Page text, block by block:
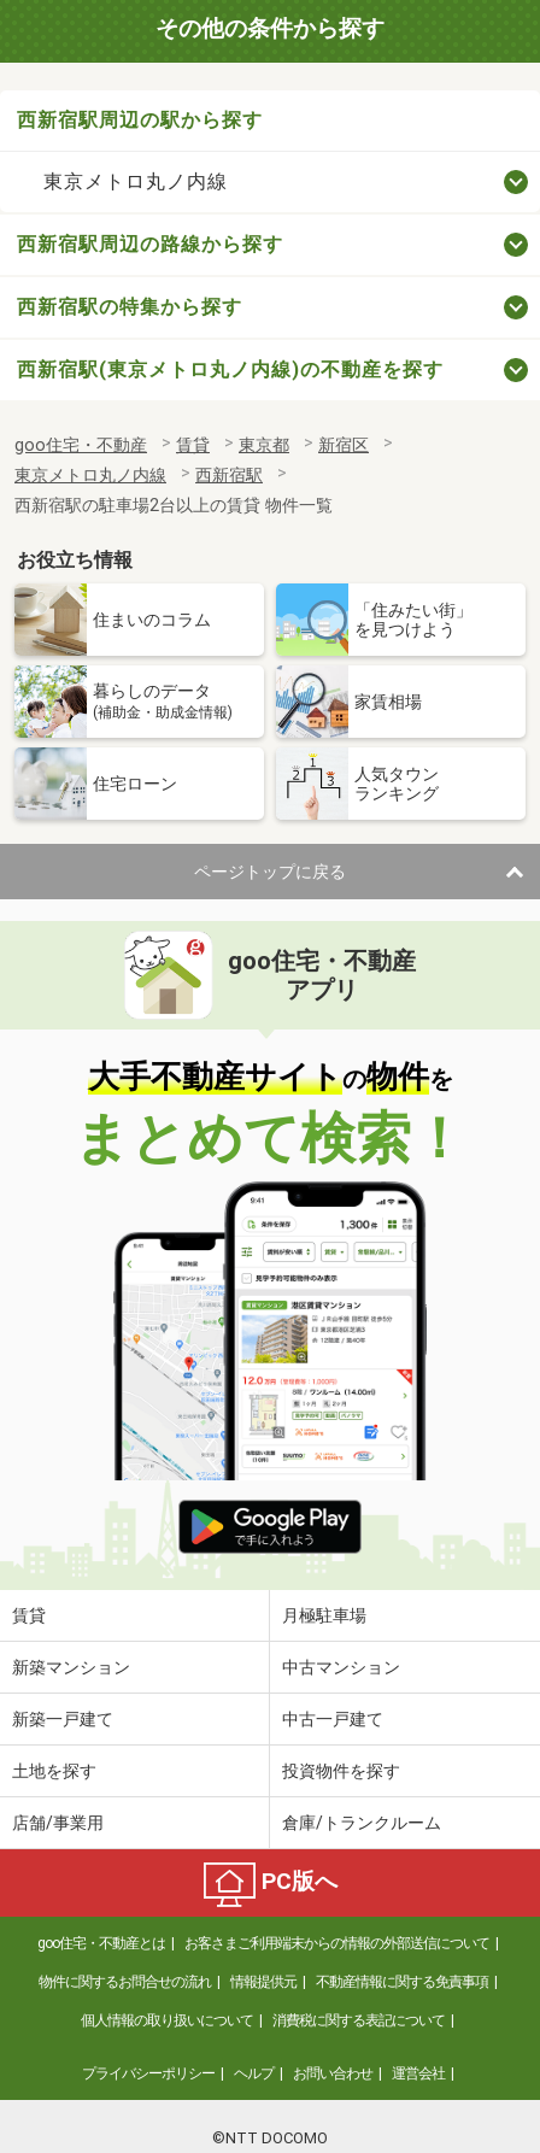
その他の条件から探す
西新宿駅周辺の駅から探す
東京メトロ丸ノ内線
西新宿駅周辺の路線から探す
西新宿駅の特集から探す
西新宿駅(東京メトロ丸ノ内線)の不動産を探す
goo住宅・不動産 賃貸 東京都
新宿区
東京メトロ丸ノ内線
西新宿駅
西新宿駅の駐車場2台以上の賃貸 物件一覧
お役立ち情報
住まいのコラム
「住みたい街」
を見つけよう
暮らしのデータ
(補助金・助成金情報)
家賃相場
住宅ローン
人気タウン
ランキング
ページトップに戻る
goo住宅・不動産
アプリ
大手不動産サイトの物件を
まとめて検索！
賃貸 月極駐車場
新築マンション 中古マンション
新築一戸建て 中古一戸建て
土地を探す 投資物件を探す
店舗/事業用 倉庫/トランクルーム
PC版へ
goo住宅・不動産とは お客さまご利用端末からの情報の外部送信について
物件に関するお問合せの流れ 情報提供元 不動産情報に関する免責事項
個人情報の取り扱いについて 消費税に関する表記について
プライバシーポリシー ヘルプ お問い合わせ 運営会社
©NTT DOCOMO